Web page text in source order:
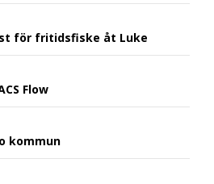
för fritidsfiske åt Luke
Flow
kommun